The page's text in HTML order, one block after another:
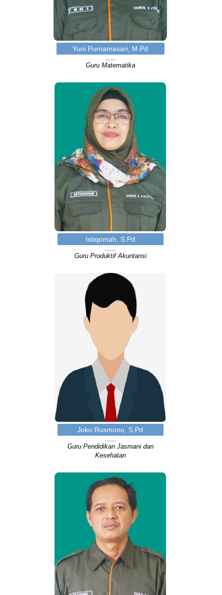
Yuni Purnamasari, M.Pd
Guru Matematika
Istiqomah, S.Pd
Guru Produktif Akuntansi
Joko Rusmono, S.Pd
Guru Pendidikan Jasmani dan
Kesehatan